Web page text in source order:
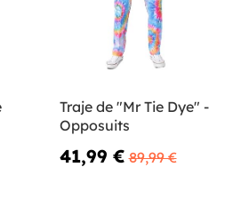
Traje de "Mr Tie Dye" -
Opposuits
41,99 € 89,99 €